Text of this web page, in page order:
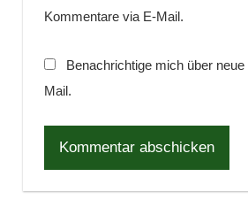
Kommentare via E-Mail.
Benachrichtige mich über
Mail.